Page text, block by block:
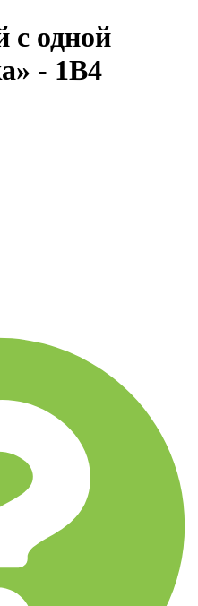
c одной
- 1В4